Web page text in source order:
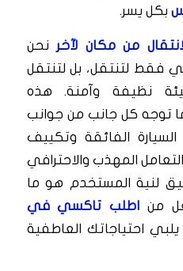
بكل يسر.
من مكان لآخر نحن
فقط لتنتقل، بل لتنتقل
نظيفة وآمنة. هذه
توجه كل جانب من جوانب
الفائقة وتكييف
المهذب والاحترافي
لنية المستخدم هو ما
من
اطلب تاكسي في
احتياجاتك العاطفية